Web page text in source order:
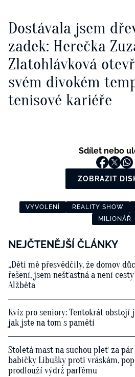
Dostávala jsem
zadek: Herečka
Zlatohlávková
svém divokém
tenisové kariéře
Sdílet nebo
ZOBRAZIT
VYVOLENÍ REALITY SHOW
MILIONÁŘ
NEJČTENĚJŠÍ ČLÁNKY
„Děti mě přesvědčily, že domov
řešení, jsem nešťastná a není
Alžběta
Kvíz pro seniory: Tentokrát obstojí
jak jste na tom s pamětí
Stoletá mast na suchou pleť za
babičky Libušky proti vráskám,
prodlouží výdrž parfému